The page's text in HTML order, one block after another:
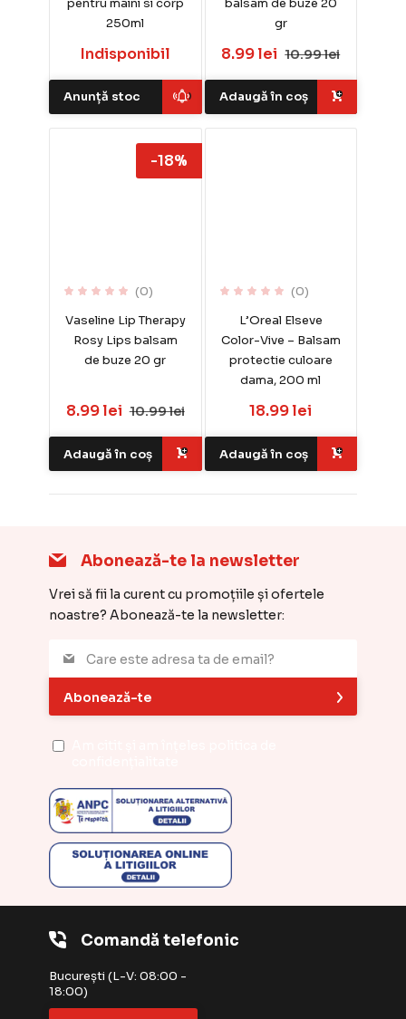
250ml
Indisponibil
Anunță stoc
gr
8.99 lei 10.99 lei
Adaugă în coș
(0)
Vaseline Lip Therapy
Rosy Lips balsam
de buze 20 gr
8.99 lei 10.99 lei
-18%
Adaugă în coș
(0)
L’Oreal Elseve
Color-Vive – Balsam
protectie culoare
dama, 200 ml
18.99 lei
Adaugă în coș
Comandă telefonic
București (L-V: 08:00 -
18:00)
Abonează-te la newsletter
Vrei să fii la curent cu promoțiile și ofertele
noastre? Abonează-te la newsletter:
Abonează-te